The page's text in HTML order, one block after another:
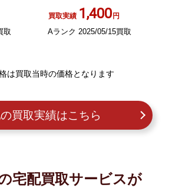
取
チワーク 切替
買取実績 1,400円
Aランク 2025/05/15買取
は買取当時の価格となります
買取実績はこちら
宅配買取サービスが